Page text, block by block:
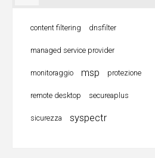
content filtering dnsfilter
managed service provider
monitoraggio msp protezione
remote desktop secureaplus
sicurezza syspectr